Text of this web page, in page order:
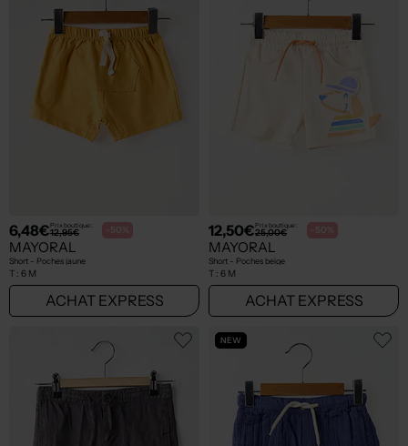
6,48€Prix boutique :
12,95€ -50%
MAYORAL
Short - Poches jaune
T : 6 M
ACHAT EXPRESS
12,50€Prix boutique :
25,00€ -50%
MAYORAL
Short - Poches beige
T : 6 M
ACHAT EXPRESS
NEW